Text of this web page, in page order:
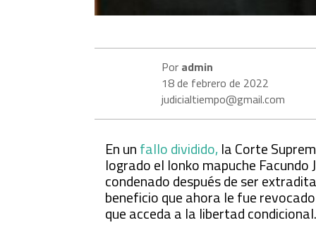
Por admin
18 de febrero de 2022
judicialtiempo@gmail.com
En unfallo dividido,la Corte
logrado el lonko mapuche
condenado después de ser
beneficio que ahora le fue
que acceda a la libertad